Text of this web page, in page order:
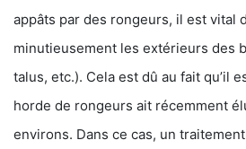
appâts par des rongeurs, il est vital
minutieusement les extérieurs des
talus, etc.). Cela est dû au fait qu’il
horde de rongeurs ait récemment
environs. Dans ce cas, un